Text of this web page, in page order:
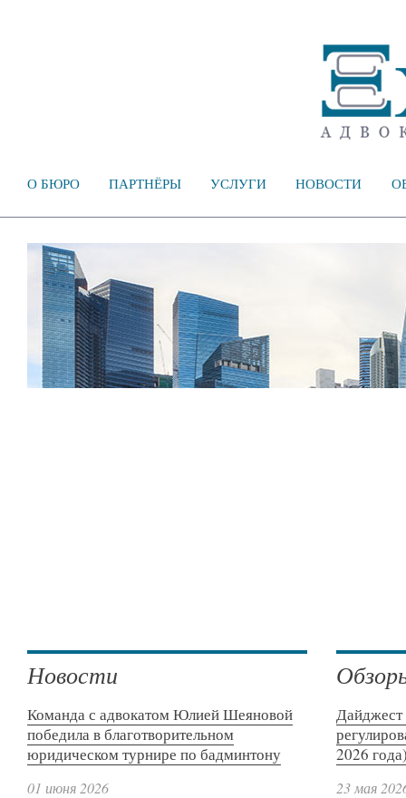
О БЮРО ПАРТНЁРЫ УСЛУГИ НОВОСТИ
Новости
Команда с адвокатом Юлией Шеяновой
победила в благотворительном
юридическом турнире по бадминтону
01 июня 2026
Дайджест
2026
23 мая